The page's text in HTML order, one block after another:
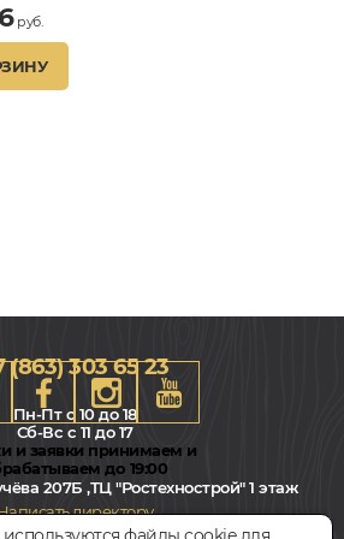
руб.
(863) 303 65 23
Пн-Пт с 10 до 18
Сб-Вс с 11 до 17
и заявки принимаем и
до 19:00
207Б ,ТЦ "Ростехнострой" 1 этаж
директору